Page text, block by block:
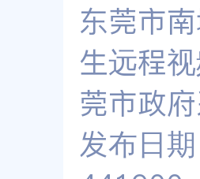
东莞市
生远程
莞市政
发布日